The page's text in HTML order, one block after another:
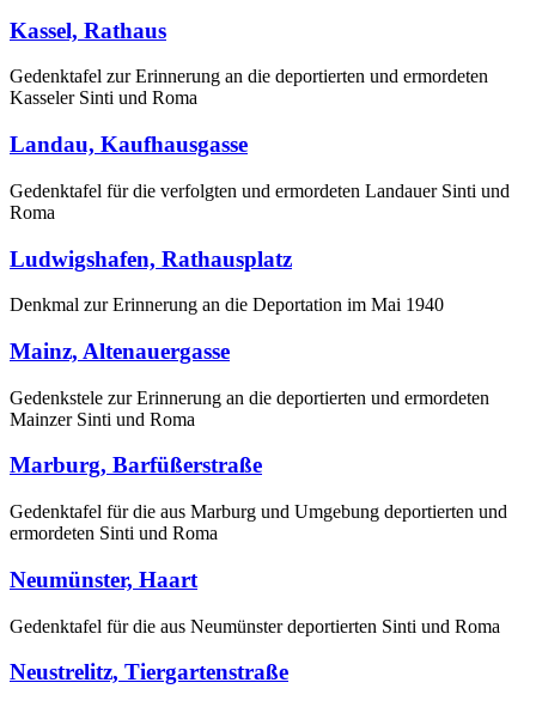
Kassel, Rathaus
Gedenktafel zur Erinnerung an die deportierten und ermordeten
Kasseler Sinti und Roma
Landau, Kaufhausgasse
Gedenktafel für die verfolgten und ermordeten Landauer Sinti und
Roma
Ludwigshafen, Rathausplatz
Denkmal zur Erinnerung an die Deportation im Mai 1940
Mainz, Altenauergasse
Gedenkstele zur Erinnerung an die deportierten und ermordeten
Mainzer Sinti und Roma
Marburg, Barfüßerstraße
Gedenktafel für die aus Marburg und Umgebung deportierten und
ermordeten Sinti und Roma
Neumünster, Haart
Gedenktafel für die aus Neumünster deportierten Sinti und Roma
Neustrelitz, Tiergartenstraße